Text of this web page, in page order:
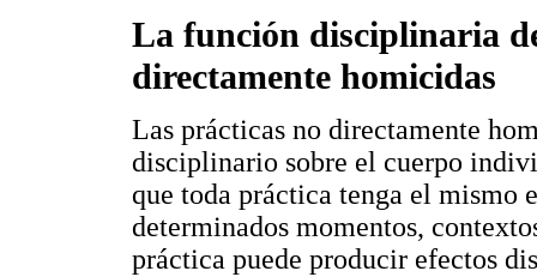
La función disciplinaria
directamente homicidas
Las prácticas no directamente
disciplinario sobre el cuerpo
que toda práctica tenga el
determinados momentos,
práctica puede producir efectos